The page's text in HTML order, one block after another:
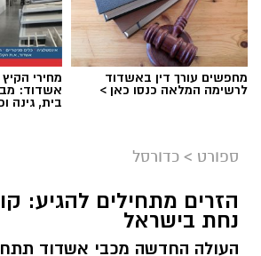
מחפשים עורך דין באשדוד
לרשימה המלאה כנסו כאן >
מחירי
אשדוד:
בית, גינה
ספורט > כדורסל
הזרים מתחילים להגיע:
נחת בישראל
העולה החדשה מכבי אשדוד